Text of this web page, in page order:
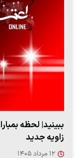
زاویه جدید
۱۲ مرداد ۱۴۰۵